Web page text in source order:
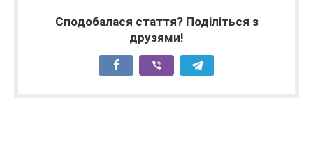
Сподобалася стаття? Поділіться з
друзями!